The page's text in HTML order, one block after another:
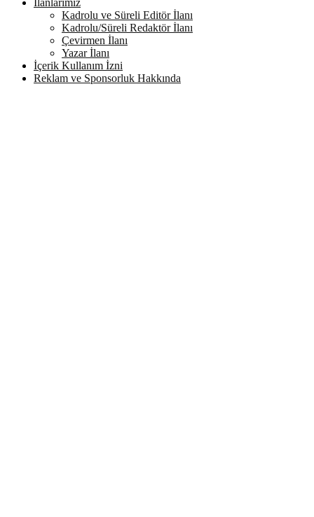
İlanlarımız
Kadrolu ve Süreli Editör İlanı
Kadrolu/Süreli Redaktör İlanı
Çevirmen İlanı
Yazar İlanı
İçerik Kullanım İzni
Reklam ve Sponsorluk Hakkında